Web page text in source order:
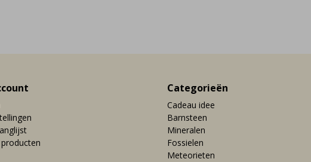
Categorieën
Cadeau idee
Barnsteen
Mineralen
Fossielen
Meteorieten